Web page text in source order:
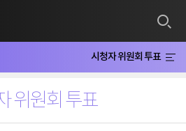
시청자 위원회 투표
위원회 투표